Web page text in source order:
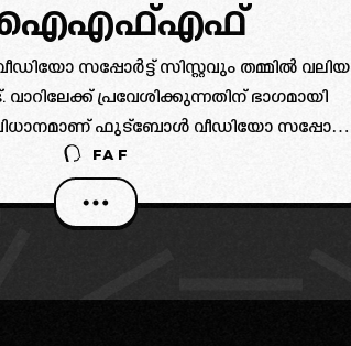
സപ്പോർട്ട് സിസ്റ്റവും തമ്മിൽ വലിയ
പ്രവേശിക്കുന്നതിന് ഭാഗമായി
ഫുട്ബോൾ വീഡിയോ സപ്പോർട്ട്
സിസ്റ്റം.
FAF